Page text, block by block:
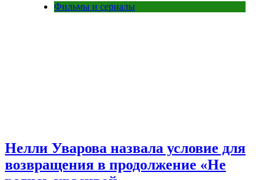
Фильмы и сериалы
Нелли Уварова назвала условие для
возвращения в продолжение «Не